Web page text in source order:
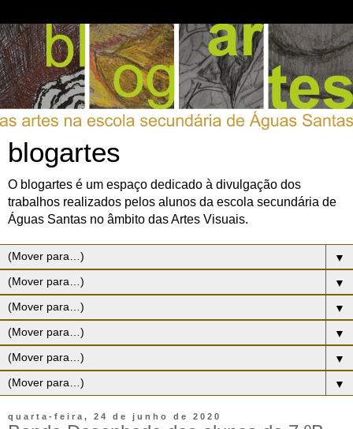
blogartes
O blogartes é um espaço dedicado à divulgação dos
trabalhos realizados pelos alunos da escola secundária de
Águas Santas no âmbito das Artes Visuais.
▼
▼
▼
▼
▼
▼
quarta-feira, 24 de junho de 2020